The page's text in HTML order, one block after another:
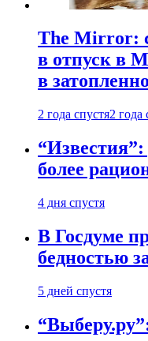
The Mirror:
в отпуск в
в
2 года спустя2 года
более
4 дня спустя
В Госдуме
бедностью
5 дней спустя